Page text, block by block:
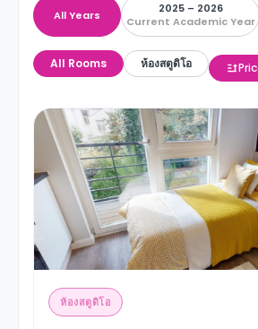
All Years
2025 – 2026
Current Academic Year
All Rooms ห้องสตูดิโอ
ห้องสตูดิโอ